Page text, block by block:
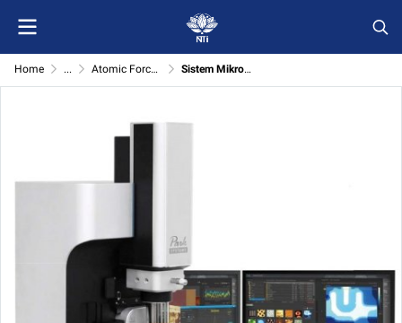
Home ... Atomic Force Microscope (Park systems) Sistem Mikroskop Daya Atom Park NX-10 (Atomic Force Microscope)